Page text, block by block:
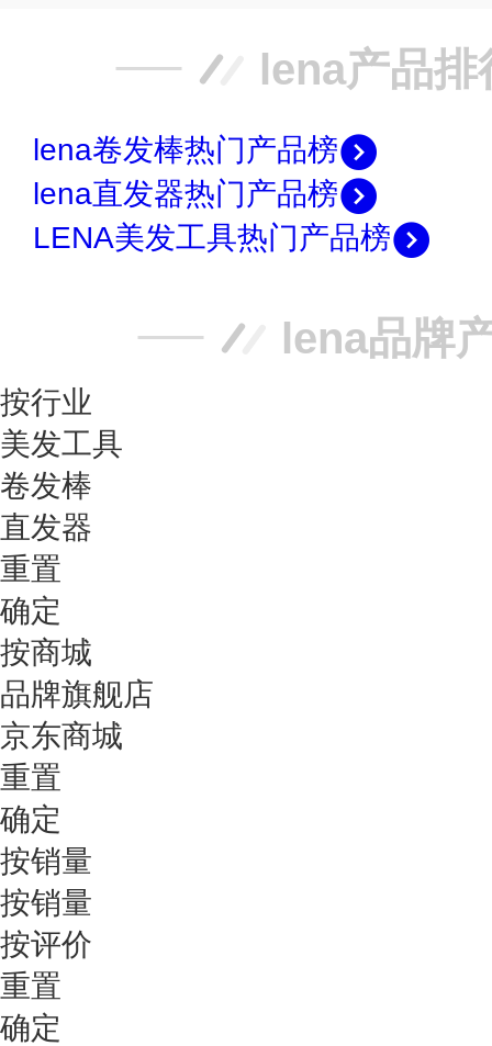
lena产品排
lena卷发棒热门产品榜
lena直发器热门产品榜
LENA美发工具热门产品榜
lena品牌
按行业
美发工具
卷发棒
直发器
重置
确定
按商城
品牌旗舰店
京东商城
重置
确定
按销量
按销量
按评价
重置
确定